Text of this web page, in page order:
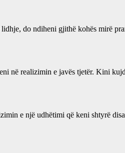
do ndiheni gjithë kohës mirë
në realizimin e javës tjetër. Kini
e një udhëtimi që keni shtyrë